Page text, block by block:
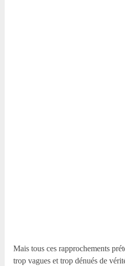
Mais tous ces rapprochements
trop vagues et trop dénués de